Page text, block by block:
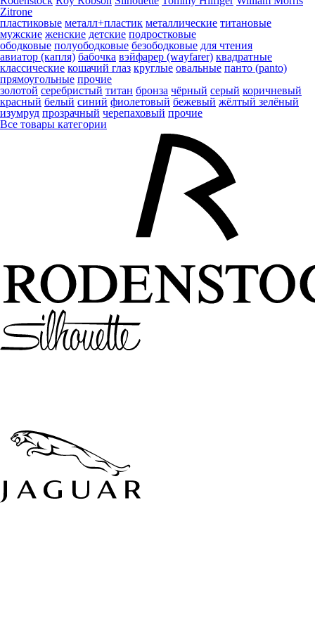
Zitrone
пластиковые металл+пластик металлические титановые
мужские женские детские подростковые
ободковые полуободковые безободковые для чтения
авиатор (капля) бабочка вэйфарер (wayfarer) квадратные
классические кошачий глаз круглые овальные панто (panto)
прямоугольные прочие
золотой серебристый титан бронза чёрный серый коричневый
красный белый синий фиолетовый бежевый жёлтый зелёный
изумруд прозрачный черепаховый прочие
Все товары категории